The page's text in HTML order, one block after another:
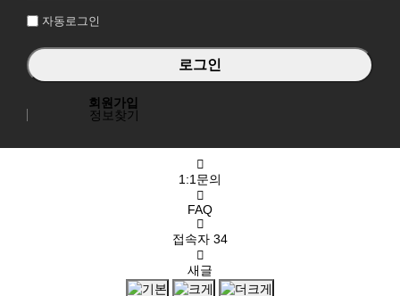
자동로그인
회원가입
정보찾기
1:1문의
FAQ
접속자 34
새글